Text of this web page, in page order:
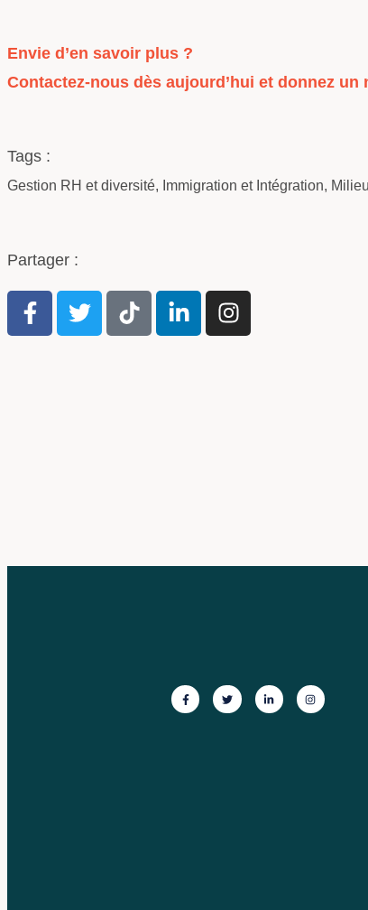
Envie d’en savoir plus ?
Contactez-nous dès aujourd’hui et donnez
Tags :
Gestion RH et diversité, Immigration et Intégration,
Partager :